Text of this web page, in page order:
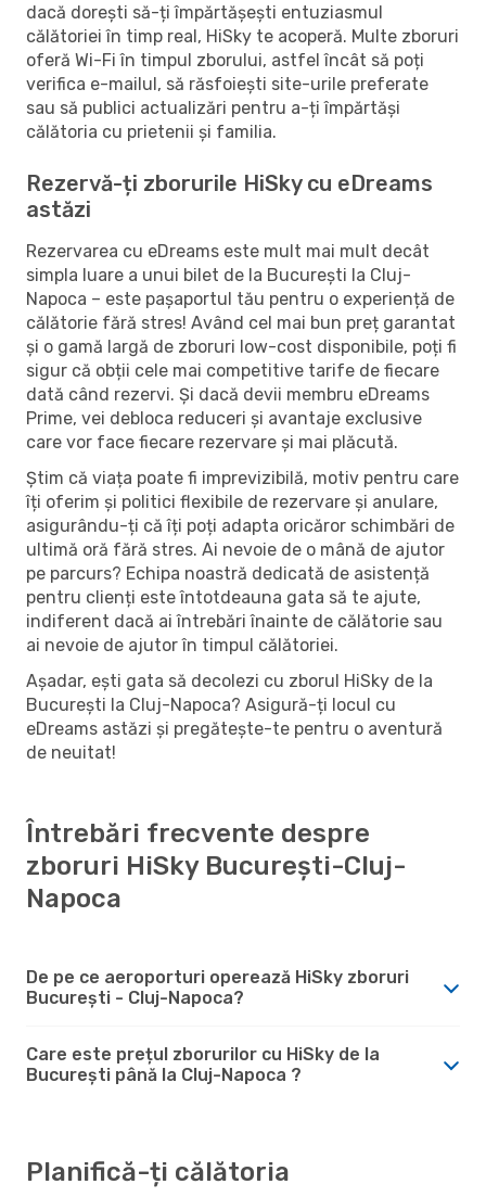
dacă dorești să-ți împărtășești entuziasmul
călătoriei în timp real, HiSky te acoperă. Multe zboruri
oferă Wi-Fi în timpul zborului, astfel încât să poți
verifica e-mailul, să răsfoiești site-urile preferate
sau să publici actualizări pentru a-ți împărtăși
călătoria cu prietenii și familia.
Rezervă-ți zborurile HiSky cu eDreams
astăzi
Rezervarea cu eDreams este mult mai mult decât
simpla luare a unui bilet de la București la Cluj-
Napoca – este pașaportul tău pentru o experiență de
călătorie fără stres! Având cel mai bun preț garantat
și o gamă largă de zboruri low-cost disponibile, poți fi
sigur că obții cele mai competitive tarife de fiecare
dată când rezervi. Și dacă devii membru eDreams
Prime, vei debloca reduceri și avantaje exclusive
care vor face fiecare rezervare și mai plăcută.
Știm că viața poate fi imprevizibilă, motiv pentru care
îți oferim și politici flexibile de rezervare și anulare,
asigurându-ți că îți poți adapta oricăror schimbări de
ultimă oră fără stres. Ai nevoie de o mână de ajutor
pe parcurs? Echipa noastră dedicată de asistență
pentru clienți este întotdeauna gata să te ajute,
indiferent dacă ai întrebări înainte de călătorie sau
ai nevoie de ajutor în timpul călătoriei.
Așadar, ești gata să decolezi cu zborul HiSky de la
București la Cluj-Napoca? Asigură-ți locul cu
eDreams astăzi și pregătește-te pentru o aventură
de neuitat!
Întrebări frecvente despre
zboruri HiSky București-Cluj-
Napoca
De pe ce aeroporturi operează HiSky zboruri
București - Cluj-Napoca?
Care este prețul zborurilor cu HiSky de la
București până la Cluj-Napoca ?
Planifică-ți călătoria